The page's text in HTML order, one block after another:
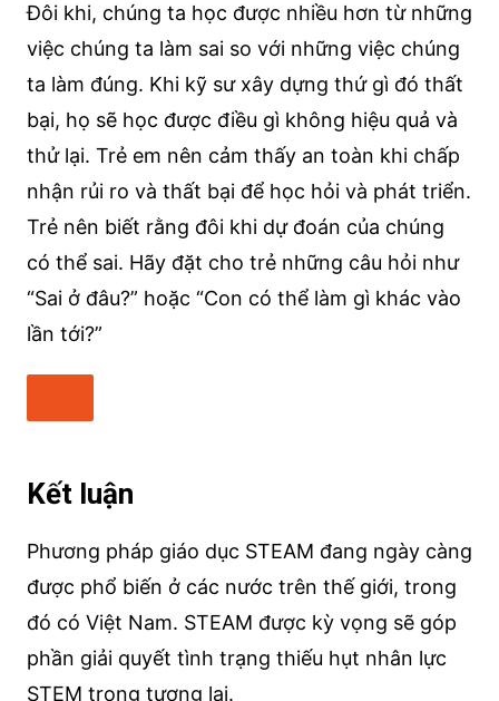
Đôi khi, chúng ta học được nhiều hơn từ những
việc chúng ta làm sai so với những việc chúng
ta làm đúng. Khi kỹ sư xây dựng thứ gì đó thất
bại, họ sẽ học được điều gì không hiệu quả và
thử lại. Trẻ em nên cảm thấy an toàn khi chấp
nhận rủi ro và thất bại để học hỏi và phát triển.
Trẻ nên biết rằng đôi khi dự đoán của chúng
có thể sai. Hãy đặt cho trẻ những câu hỏi như
“Sai ở đâu?” hoặc “Con có thể làm gì khác vào
lần tới?”
Kết luận
Phương pháp giáo dục STEAM đang ngày càng
được phổ biến ở các nước trên thế giới, trong
đó có Việt Nam. STEAM được kỳ vọng sẽ góp
phần giải quyết tình trạng thiếu hụt nhân lực
STEM trong tương lai.